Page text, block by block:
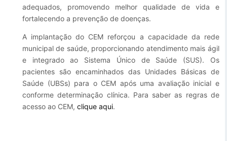
Governo
Inclusão e Desenvolvimento Social
Meio Ambiente, Desenvolvimento Sustentável e Assuntos
Climáticos
Mobilidade Urbana
adequados, promovendo melhor qualidade de vida e
fortalecendo a prevenção de doenças.
A implantação do CEM reforçou a capacidade da rede
municipal de saúde, proporcionando atendimento mais ágil
e integrado ao Sistema Único de Saúde (SUS). Os
pacientes são encaminhados das Unidades Básicas de
Saúde (UBSs) para o CEM após uma avaliação inicial e
conforme determinação clínica. Para saber as regras de
acesso ao CEM, clique aqui.